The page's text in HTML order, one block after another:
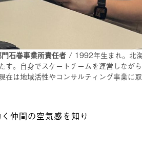
石巻事業所責任者 / 1992年生まれ。北
。自身でスケートチームを運営しなが
は地域活性やコンサルティング事業に取
仲間の空気感を知り